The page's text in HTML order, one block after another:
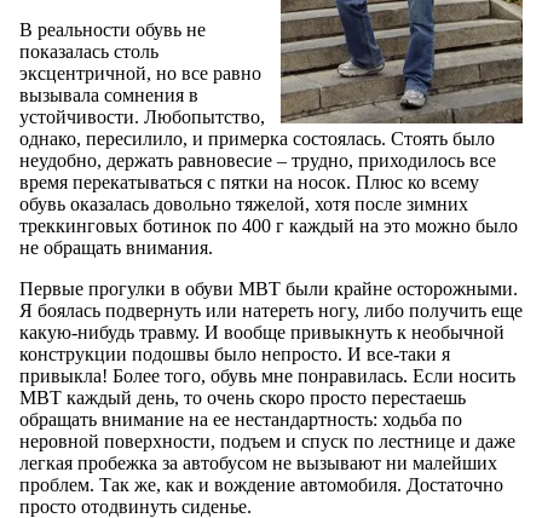
В реальности обувь не
показалась столь
эксцентричной, но все равно
вызывала сомнения в
устойчивости. Любопытство,
однако, пересилило, и примерка состоялась. Стоять было
неудобно, держать равновесие – трудно, приходилось все
время перекатываться с пятки на носок. Плюс ко всему
обувь оказалась довольно тяжелой, хотя после зимних
треккинговых ботинок по 400 г каждый на это можно было
не обращать внимания.
Первые прогулки в обуви MBT были крайне осторожными.
Я боялась подвернуть или натереть ногу, либо получить еще
какую-нибудь травму. И вообще привыкнуть к необычной
конструкции подошвы было непросто. И все-таки я
привыкла! Более того, обувь мне понравилась. Если носить
MBT каждый день, то очень скоро просто перестаешь
обращать внимание на ее нестандартность: ходьба по
неровной поверхности, подъем и спуск по лестнице и даже
легкая пробежка за автобусом не вызывают ни малейших
проблем. Так же, как и вождение автомобиля. Достаточно
просто отодвинуть сиденье.